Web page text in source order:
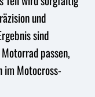
und
sind
passen,
im Motocross-